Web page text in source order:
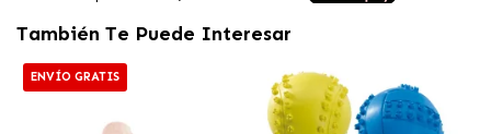
También Te Puede Interesar
ENVÍO GRATIS